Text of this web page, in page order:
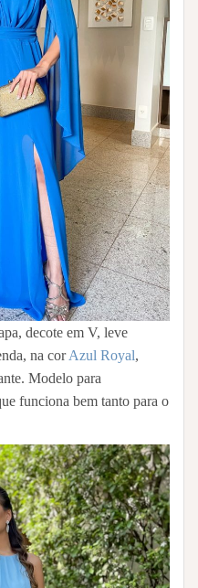
decote em V, leve
na corAzul Royal,
Modelo para
funciona bem tanto para o